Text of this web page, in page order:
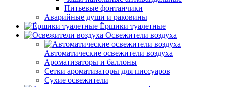
Питьевые фонтанчики
Аварийные души и раковины
Ёршики туалетные
Освежители воздуха
Автоматические освежители воздуха
Ароматизаторы и баллоны
Сетки ароматизаторы для писсуаров
Сухие освежители